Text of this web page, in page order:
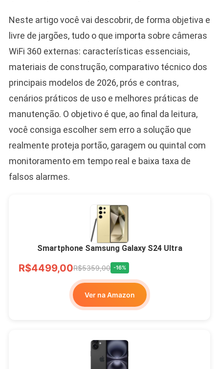
Neste artigo você vai descobrir, de forma objetiva e
livre de jargões, tudo o que importa sobre câmeras
WiFi 360 externas: características essenciais,
materiais de construção, comparativo técnico dos
principais modelos de 2026, prós e contras,
cenários práticos de uso e melhores práticas de
manutenção. O objetivo é que, ao final da leitura,
você consiga escolher sem erro a solução que
realmente proteja portão, garagem ou quintal com
monitoramento em tempo real e baixa taxa de
falsos alarmes.
Smartphone Samsung Galaxy S24 Ultra
R$4499,00R$5359,00 -16%
Ver na Amazon